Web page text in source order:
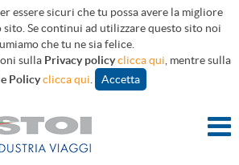
essere sicuri che tu possa avere la migliore
sito. Se continui ad utilizzare questo sito noi
che tu ne sia felice.
sulla Privacy policyclicca qui , mentre sulla
Policyclicca qui Accetta